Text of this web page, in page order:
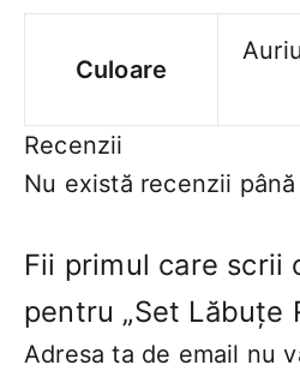
Culoare
Recenzii
Nu există recenzii până
Fii primul care scrii
pentru „Set Lăbuțe
Adresa ta de email nu